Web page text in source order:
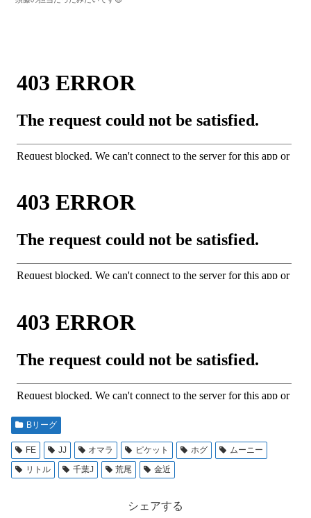
Bリーグ
FE JJ オマラ ピケット ホグ
ムーニー
リトル
千葉J 荒尾 金近
シェアする